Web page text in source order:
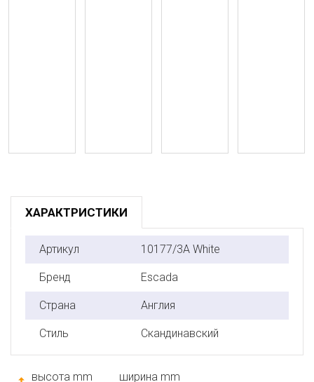
ХАРАКТРИСТИКИ
Артикул 10177/3A White
Бренд Escada
Страна Англия
Стиль Скандинавский
высота mm
ширина mm